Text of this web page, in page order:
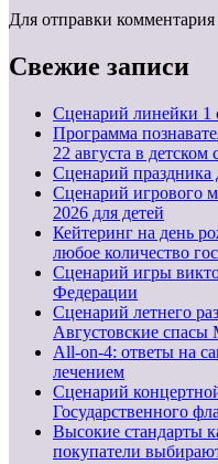
Для отправки
Свежие записи
Cценарий линейки 1
Программа
22 августа в детском
Сценарий праздника
Сценарий игрового
2026 для детей
Кейтеринг на день
любое количество
Сценарий игры
Федерации
Сценарий летнего
Августовские
All-on-4: ответы на
лечением
Сценарий
Государственного
Высокие стандарты
покупатели